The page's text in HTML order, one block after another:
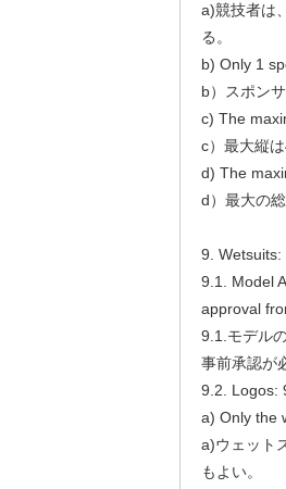
a)競技者は
る。
b) Only 1
b）スポン
c) The
c）最大縦は
d) The
d）最大の
9. Wetsuits:
9.1. Model
approval
9.1.モデル
事前承認が
9.2. Logos:
a) Only the
a)ウェット
もよい。